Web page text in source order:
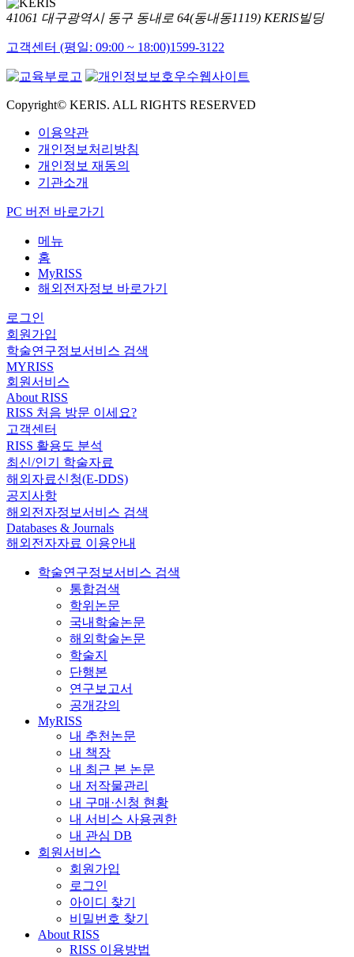
41061 대구광역시 동구 동내로 64(동내동1119) KERIS빌딩
고객센터 (평일: 09:00 ~ 18:00)1599-3122
Copyright© KERIS. ALL RIGHTS RESERVED
이용약관
개인정보처리방침
개인정보 재동의
기관소개
PC 버전 바로가기
메뉴
홈
MyRISS
해외전자정보 바로가기
로그인
회원가입
학술연구정보서비스 검색
MYRISS
회원서비스
About RISS
RISS 처음 방문 이세요?
고객센터
RISS 활용도 분석
최신/인기 학술자료
해외자료신청(E-DDS)
공지사항
해외전자정보서비스 검색
Databases & Journals
해외전자자료 이용안내
학술연구정보서비스 검색
통합검색
학위논문
국내학술논문
해외학술논문
학술지
단행본
연구보고서
공개강의
MyRISS
내 추천논문
내 책장
내 최근 본 논문
내 저작물관리
내 구매·신청 현황
내 서비스 사용권한
내 관심 DB
회원서비스
회원가입
로그인
아이디 찾기
비밀번호 찾기
About RISS
RISS 이용방법